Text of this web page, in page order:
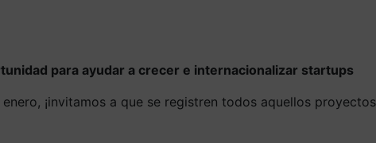
para ayudar a crecer e internacionalizar startups
¡invitamos a que se registren todos aquellos